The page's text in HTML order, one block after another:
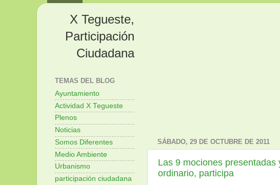
SÁBADO, 29 DE OCTUBRE DE 2011
Las 9 mociones
ordinario, participa
X Tegueste,
Participación
Ciudadana
TEMAS DEL BLOG
Ayuntamiento
Actividad X Tegueste
Plenos
Noticias
Somos Diferentes
Medio Ambiente
Urbanismo
participación ciudadana